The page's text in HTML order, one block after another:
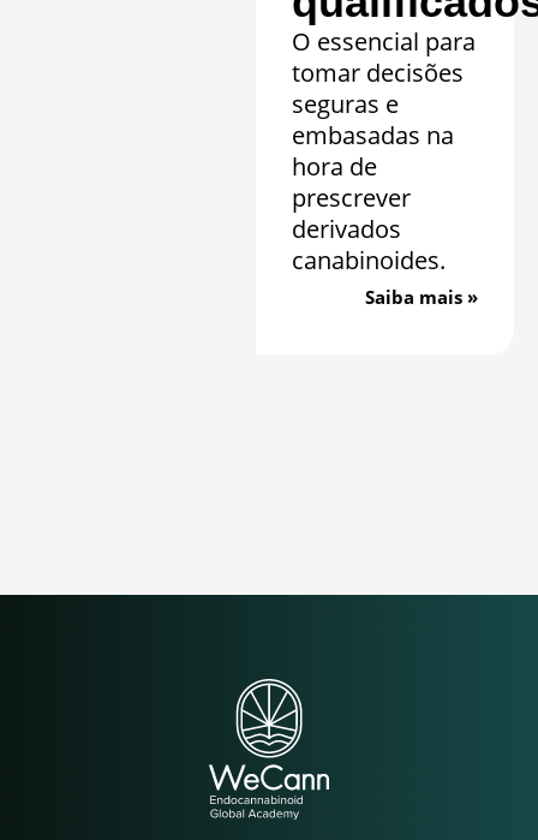
O essencial para
tomar decisões
seguras e
embasadas na
hora de
prescrever
derivados
canabinoides.
Saiba mais »